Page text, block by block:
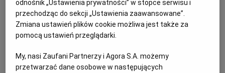
RYBNIK
FORUM
zagęstnikiem do sosów, zup, koktajli.
I mimo, że są to drożdże nieaktywne, zawierają bardzo
dużo składników odżywczych. By z nich w pełni
skorzystać, płatki drożdżowe najlepiej jeść na surowo.
odnośnik „Ustawienia prywatności” w stopce serwisu i
przechodząc do sekcji „Ustawienia zaawansowane”.
Zmiana ustawień plików cookie możliwa jest także za
pomocą ustawień przeglądarki.
My, nasi Zaufani Partnerzy i Agora S.A. możemy
przetwarzać dane osobowe w następujących